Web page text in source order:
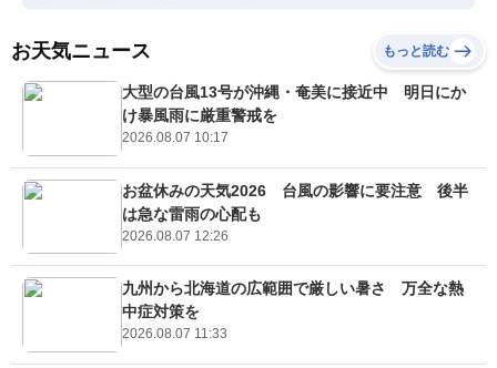
お天気ニュース もっと読む
大型の台風13号が沖縄・奄美に接近中 明日にか
け暴風雨に厳重警戒を
2026.08.07 10:17
お盆休みの天気2026 台風の影響に要注意 後半
は急な雷雨の心配も
2026.08.07 12:26
九州から北海道の広範囲で厳しい暑さ 万全な熱
中症対策を
2026.08.07 11:33